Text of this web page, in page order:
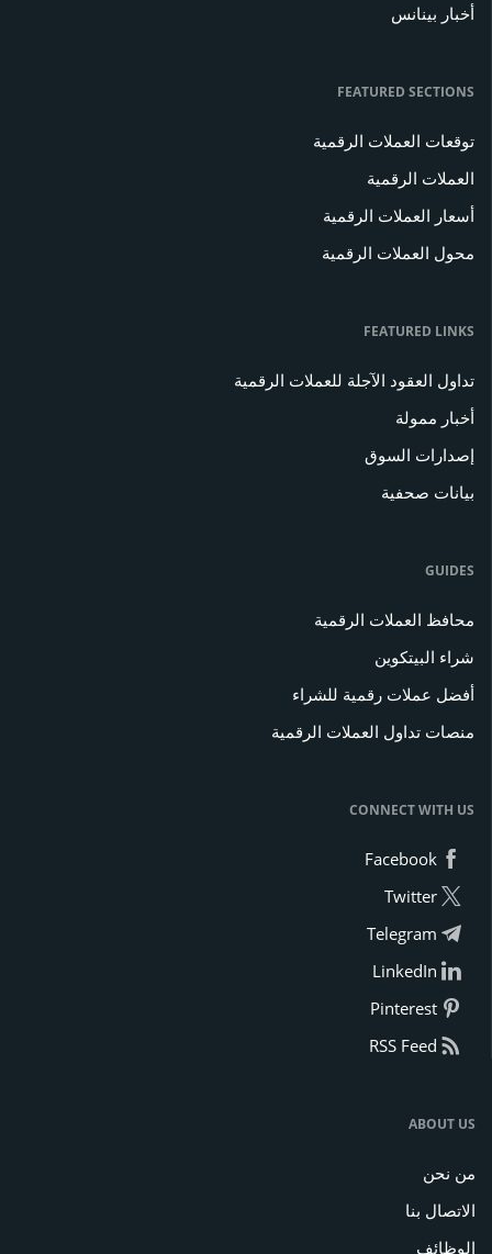
أخبار بينانس
FEATURED SECTIONS
توقعات العملات الرقمية
العملات الرقمية
أسعار العملات الرقمية
محول العملات الرقمية
FEATURED LINKS
تداول العقود الآجلة للعملات الرقمية
أخبار ممولة
إصدارات السوق
بيانات صحفية
GUIDES
محافظ العملات الرقمية
شراء البيتكوين
أفضل عملات رقمية للشراء
منصات تداول العملات الرقمية
CONNECT WITH US
Facebook
Twitter
Telegram
LinkedIn
Pinterest
RSS Feed
ABOUT US
من نحن
الاتصال بنا
الوظائف